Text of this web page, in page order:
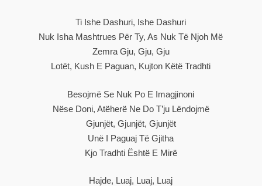
Ti Ishe Dashuri, Ishe Dashuri
Nuk Isha Mashtrues Për Ty, As Nuk Të Njoh Më
Zemra Gju, Gju, Gju
Lotët, Kush E Paguan, Kujton Këtë Tradhti
Besojmë Se Nuk Po E Imagjinoni
Nëse Doni, Atëherë Ne Do T’ju Lëndojmë
Gjunjët, Gjunjët, Gjunjët
Unë I Paguaj Të Gjitha
Kjo Tradhti Është E Mirë
Hajde, Luaj, Luaj, Luaj